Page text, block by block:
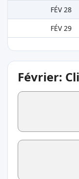
FÉV 28
FÉV 29
Février: